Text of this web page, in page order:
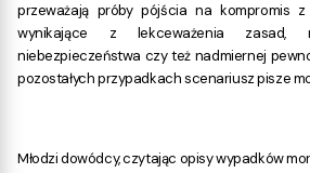
przeważają próby pójścia na kompromis
wynikające z lekceważenia zasad,
niebezpieczeństwa czy też nadmiernej
pozostałych przypadkachscenariusz pisze
Młodzi dowódcy, czytając opisy wypadków